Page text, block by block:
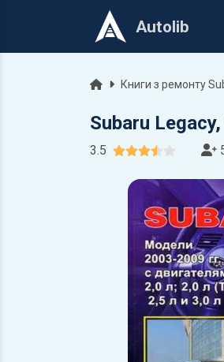
Autolib
ГоловнаКниги з ремонту
Subaru
3.5